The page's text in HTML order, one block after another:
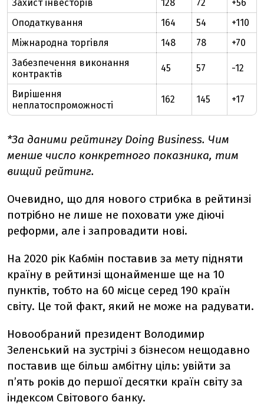
Захист інвесторів
128 72
+56
Оподаткування
164 54
+110
Міжнародна торгівля
148 78
+70
Забезпечення виконання
контрактів
45 57 -12
Вирішення
неплатоспроможності
162 145 +17
*За даними рейтингу Doing Business. Чим
менше число конкретного показника, тим
вищий рейтинг.
Очевидно, що для нового стрибка в рейтинзі
потрібно не лише не поховати уже діючі
реформи, але і запровадити нові.
На 2020 рік Кабмін поставив за мету підняти
країну в рейтинзі щонайменше ще на 10
пунктів, тобто на 60 місце серед 190 країн
світу. Це той факт, який не може на радувати.
Новообраний президент Володимир
Зеленський на зустрічі з бізнесом нещодавно
поставив ще більш амбітну ціль: увійти за
п’ять років до першої десятки країн світу за
індексом Світового банку.